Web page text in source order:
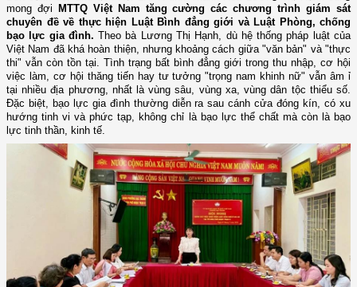
mong đợi
MTTQ Việt Nam tăng cường các chương trình giám sát
chuyên đề về thực hiện Luật Bình đẳng giới và Luật Phòng, chống
bạo lực gia đình.Theo bà Lương Thị Hạnh, dù hệ thống pháp luật của
Việt Nam đã khá hoàn thiện, nhưng khoảng cách giữa "văn bản" và "thực
thi" vẫn còn tồn tại. Tình trạng bất bình đẳng giới trong thu nhập, cơ hội
việc làm, cơ hội thăng tiến hay tư tưởng "trọng nam khinh nữ" vẫn âm ỉ
tại nhiều địa phương, nhất là vùng sâu, vùng xa, vùng dân tộc thiểu số.
Đặc biệt, bạo lực gia đình thường diễn ra sau cánh cửa đóng kín, có xu
hướng tinh vi và phức tạp, không chỉ là bạo lực thể chất mà còn là bạo
lực tinh thần, kinh tế.